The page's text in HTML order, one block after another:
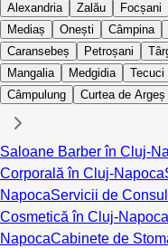
Alexandria
Zalău Focșani
Mediaș
Onești Câmpina
Caransebeș
Petroșani
Mangalia
Medgidia Tecuci
Câmpulung
Curtea de Argeș
Saloane Barber în Cluj-
Corporală în Cluj-Napoca
NapocaServicii de
Cosmetică în Cluj-Napoca
NapocaCabinete de